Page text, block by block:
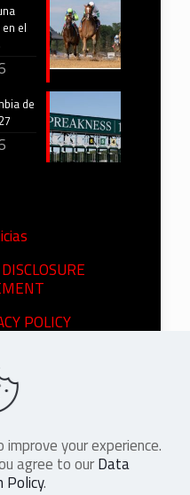
el
de
POLICY
All Rights
your experience.
agree to ourData
Policy.